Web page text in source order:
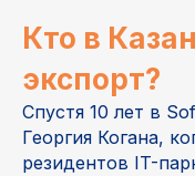
Кто в
экспорт?
Спустя 10 лет в
Георгия Когана,
резидентов IT-